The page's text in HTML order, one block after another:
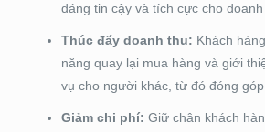
đáng tin cậy và tích cực cho
Thúc đẩy doanh thu: Khách
năng quay lại mua hàng và giới
vụ cho người khác, từ đó đóng
Giảm chi phí: Giữ chân khách